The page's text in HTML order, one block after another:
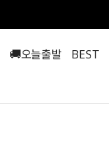
🚚오늘출발 BEST